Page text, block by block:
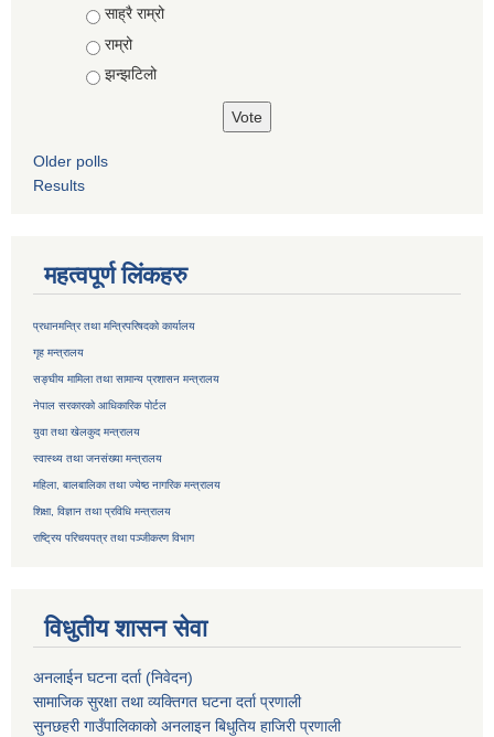
Choices
साह्रै राम्रो
राम्रो
झन्झटिलो
Older polls
Results
महत्वपूर्ण लिंकहरु
प्रधानमन्त्रि तथा मन्त्रिपरिषदको कार्यालय
गृह मन्त्रालय
सङ्घीय मामिला तथा सामान्य प्रशासन मन्त्रालय
नेपाल सरकारको आधिकारिक पोर्टल
युवा तथा खेलकुद मन्त्रालय
स्वास्थ्य तथा जनसंख्या मन्त्रालय
महिला, बालबालिका तथा ज्येष्ठ नागरिक मन्त्रालय
शिक्षा, विज्ञान तथा प्रविधि मन्त्रालय
राष्ट्रिय परिचयपत्र तथापञ्जीकरण विभाग
विधुतीय शासन सेवा
अनलाईन घटना दर्ता (निवेदन)
सामाजिक सुरक्षा तथा व्यक्तिगत घटना दर्ताप्रणाली
सुनछहरी गाउँपालिकाको अनलाइन बिधुतिय हाजिरी प्रणाली